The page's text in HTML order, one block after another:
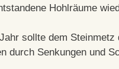
Hohlräume
sollte dem
durch Senkungen und